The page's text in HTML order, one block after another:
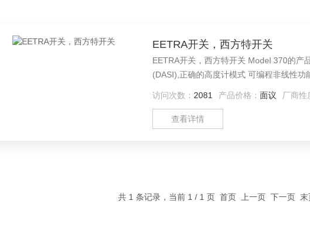
EETRA开关，西方特开关
EETRA开关，西方特开关 Model 370的产
(DASI),正确的高度计模式 可编程非线性功
访问次数： 2081 产品价格： 面议 厂商性
查看详情
共 1 条记录，当前 1 / 1 页 首页 上一页 下一页